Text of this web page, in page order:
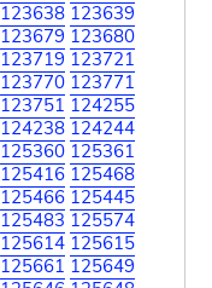
123638 123639
123679 123680
123719 123721
123770 123771
123751 124255
124238 124244
125360 125361
125416 125468
125466 125445
125483 125574
125614 125615
125661 125649